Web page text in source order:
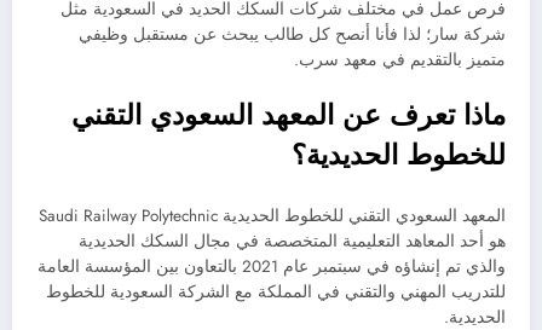
فرص عمل في مختلف شركات السكك الحديد في السعودية مثل
شركة سار؛ لذا فأنا أنصح كل طالب يبحث عن مستقبل وظيفي
متميز بالتقديم في معهد سرب.
ماذا تعرف عن المعهد السعودي التقني
للخطوط الحديدية؟
المعهد السعودي التقني للخطوط الحديدية Saudi Railway Polytechnic
هو أحد المعاهد التعليمية المتخصصة في مجال السكك الحديدية
والذي تم إنشاؤه في سبتمبر عام 2021 بالتعاون بين المؤسسة العامة
للتدريب المهني والتقني في المملكة مع الشركة السعودية للخطوط
الحديدية.